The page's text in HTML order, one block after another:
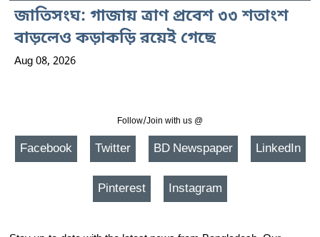
জাতিসংঘ: গাজায় ত্রাণ প্রবেশ ৩৩ শতাংশ
বাড়লেও কড়াকড়ি রয়েই গেছে
Aug 08, 2026
Follow/Join with us @
Facebook Twitter BD Newspaper LinkedIn
Pinterest Instagram